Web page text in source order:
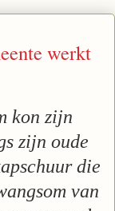
werkt
kon zijn
zijn oude
die
van